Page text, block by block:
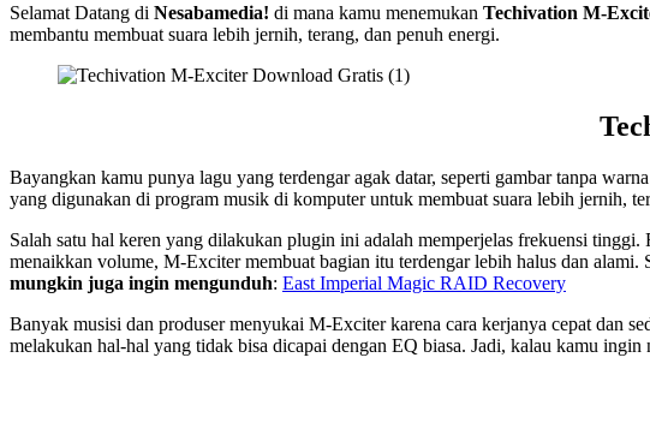
Selamat Datang di Nesabamedia! di mana kamu menemukan Techivation M-
membantu membuat suara lebih jernih, terang, dan penuh energi.
Bayangkan kamu punya lagu yang terdengar agak datar, seperti gambar tanpa
yang digunakan di program musik di komputer untuk membuat suara lebih jernih,
Salah satu hal keren yang dilakukan plugin ini adalah memperjelas frekuensi
menaikkan volume, M-Exciter membuat bagian itu terdengar lebih halus dan
mungkin juga ingin mengunduh: East Imperial Magic RAID Recovery
Banyak musisi dan produser menyukai M-Exciter karena cara kerjanya cepat dan
melakukan hal-hal yang tidak bisa dicapai dengan EQ biasa. Jadi, kalau kamu